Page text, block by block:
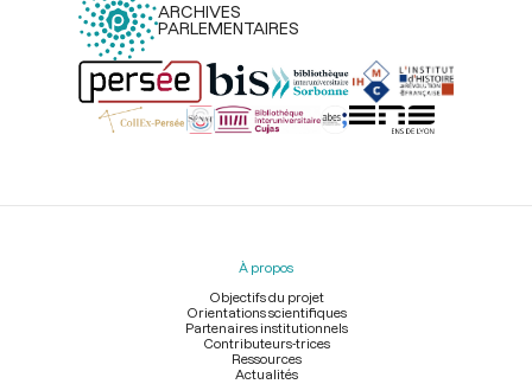
ARCHIVES
PARLEMENTAIRES
Menu
À propos
Objectifs du projet
Orientations scientifiques
Partenaires institutionnels
Contributeurs-trices
Ressources
Actualités